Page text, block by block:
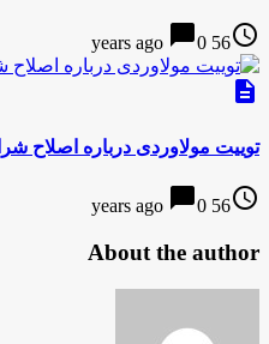
access_time
56 years ago
chat_bubble0
description
توییت مولاوردی درباره
access_time
56 years ago
chat_bubble0
About the author